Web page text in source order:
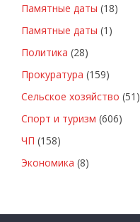
Памятные даты (18)
Памятные даты (1)
Политика (28)
Прокуратура (159)
Сельское хозяйство (51)
Спорт и туризм (606)
ЧП (158)
Экономика (8)